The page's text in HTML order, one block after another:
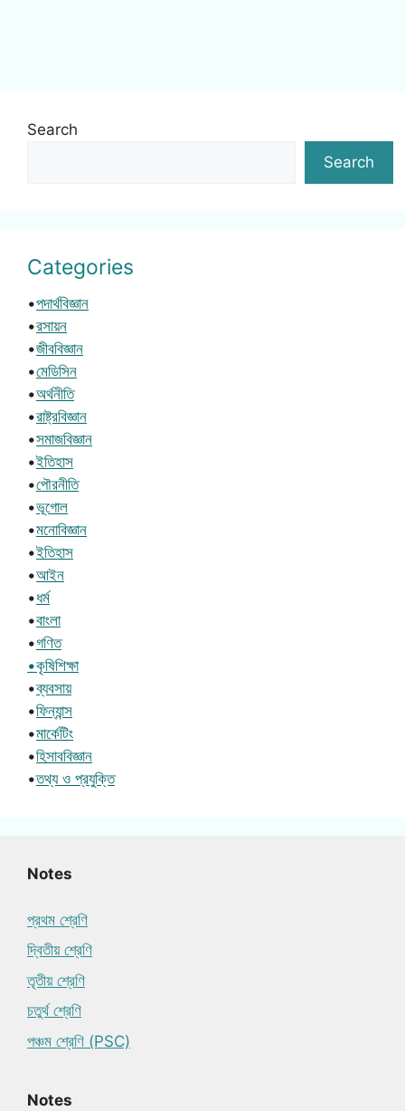
Search
Search
Categories
•পদার্থবিজ্ঞান
•রসায়ন
•জীববিজ্ঞান
•মেডিসিন
•অর্থনীতি
•রাষ্ট্রবিজ্ঞান
•সমাজবিজ্ঞান
•ইতিহাস
•পৌরনীতি
•ভূগোল
•মনোবিজ্ঞান
•ইতিহাস
•আইন
•ধর্ম
•বাংলা
•গণিত
•কৃষিশিক্ষা
•ব্যবসায়
•ফিন্যান্স
•মার্কেটিং
•হিসাববিজ্ঞান
•তথ্য ও প্রযুক্তি
Notes
প্রথম শ্রেণি
দ্বিতীয় শ্রেণি
তৃতীয় শ্রেণি
চতুর্থ শ্রেণি
পঞ্চম শ্রেণি (PSC)
Notes